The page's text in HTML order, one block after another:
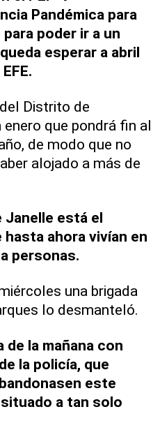
Pandémica para
poder ir a un
esperar a abril
Distrito de
que pondrá fin al
de modo que no
alojado a más de
está el
ahora vivían en
personas.
una brigada
lo desmanteló.
la mañana con
la policía, que
este
a tan solo